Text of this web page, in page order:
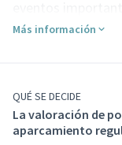
la actual
una nueva
reformas.
Con ese objeto
Más información
QUÉ SE DECIDE
La valoración de
aparcamiento